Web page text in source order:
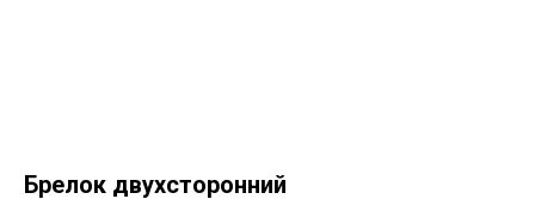
Брелок двухсторонний